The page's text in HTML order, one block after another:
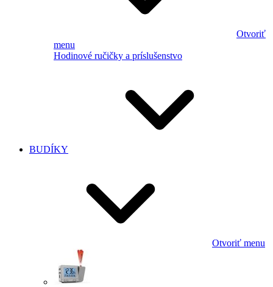
Otvoriť
menu
Hodinové ručičky a príslušenstvo
BUDÍKY
Otvoriť menu